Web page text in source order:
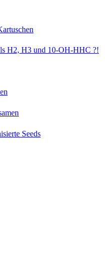
H2, H3 und 10-OH-HHC ?!
Seeds